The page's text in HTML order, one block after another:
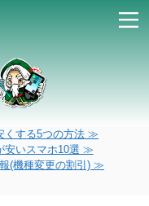
くする5つの方法 ≫
安いスマホ10選 ≫
(機種変更の割引) ≫